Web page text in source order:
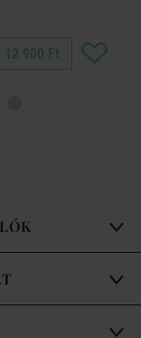
12 900 Ft